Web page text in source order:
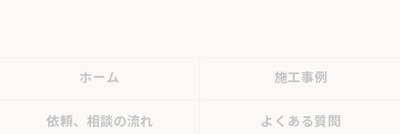
ホーム 施工事例
依頼、相談の流れ よくある質問